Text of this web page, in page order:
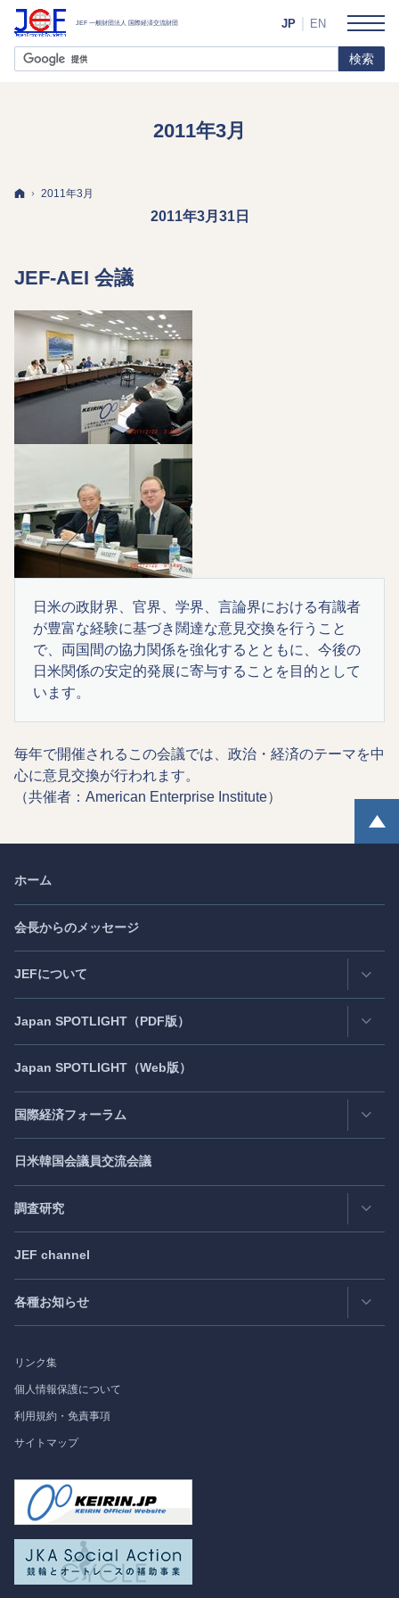
2011年3月
ホーム
2011年3月
2011年3月31日
JEF-AEI 会議
日米の政財界、官界、学界、言論界における有識者
が豊富な経験に基づき闊達な意見交換を行うこと
で、両国間の協力関係を強化するとともに、今後の
日米関係の安定的発展に寄与することを目的として
います。
毎年で開催されるこの会議では、政治・経済のテーマを中
心に意見交換が行われます。
（共催者：American Enterprise Institute）
JP EN
ホーム
会長からのメッセージ
JEFについて
連絡先・所在地
活動評価
Japan SPOTLIGHT （PDF版）
Latest Issue- 最新号
Back Number
Publisher's Note- パブリッシャーズノート
Exclusive Interview
Japan SPOTLIGHT （Web版）
国際経済フォーラム
日アジア太平洋フォーラム
日米フォーラム
日欧フォーラム
過去の実績
日米韓国会議員交流会議
調査研究
研究会
出版物
受託事業
JEF channel
各種お知らせ
フォーラム情報
調査研究
リンク集
個人情報保護について
利用規約・免責事項
サイトマップ